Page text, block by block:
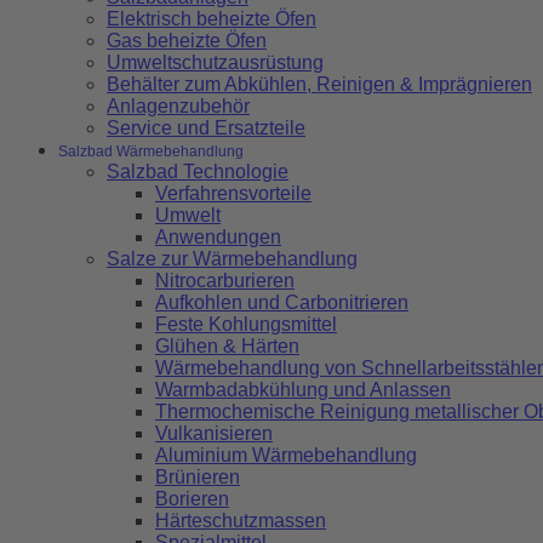
Elektrisch beheizte Öfen
Gas beheizte Öfen
Umweltschutzausrüstung
Behälter zum Abkühlen, Reinigen & Imprägnieren
Anlagenzubehör
Service und Ersatzteile
Salzbad Wärmebehandlung
Salzbad Technologie
Verfahrensvorteile
Umwelt
Anwendungen
Salze zur Wärmebehandlung
Nitrocarburieren
Aufkohlen und Carbonitrieren
Feste Kohlungsmittel
Glühen & Härten
Wärmebehandlung von
Warmbadabkühlung und Anlassen
Thermochemische Reinigung metallischer
Vulkanisieren
Aluminium Wärmebehandlung
Brünieren
Borieren
Härteschutzmassen